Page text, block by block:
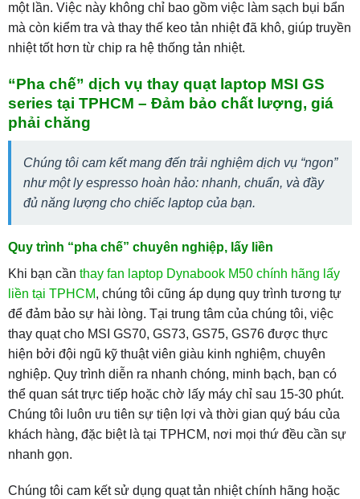
một lần. Việc này không chỉ bao gồm việc làm sạch bụi bẩn
mà còn kiểm tra và thay thế keo tản nhiệt đã khô, giúp truyền
nhiệt tốt hơn từ chip ra hệ thống tản nhiệt.
“Pha chế” dịch vụ thay quạt laptop MSI GS
series tại TPHCM – Đảm bảo chất lượng, giá
phải chăng
Chúng tôi cam kết mang đến trải nghiệm dịch vụ “ngon”
như một ly espresso hoàn hảo: nhanh, chuẩn, và đầy
đủ năng lượng cho chiếc laptop của bạn.
Quy trình “pha chế” chuyên nghiệp, lấy liền
Khi bạn cần thay fan laptop Dynabook M50 chính hãng lấy
liền tại TPHCM, chúng tôi cũng áp dụng quy trình tương tự
để đảm bảo sự hài lòng. Tại trung tâm của chúng tôi, việc
thay quạt cho MSI GS70, GS73, GS75, GS76 được thực
hiện bởi đội ngũ kỹ thuật viên giàu kinh nghiệm, chuyên
nghiệp. Quy trình diễn ra nhanh chóng, minh bạch, bạn có
thể quan sát trực tiếp hoặc chờ lấy máy chỉ sau 15-30 phút.
Chúng tôi luôn ưu tiên sự tiện lợi và thời gian quý báu của
khách hàng, đặc biệt là tại TPHCM, nơi mọi thứ đều cần sự
nhanh gọn.
Chúng tôi cam kết sử dụng quạt tản nhiệt chính hãng hoặc